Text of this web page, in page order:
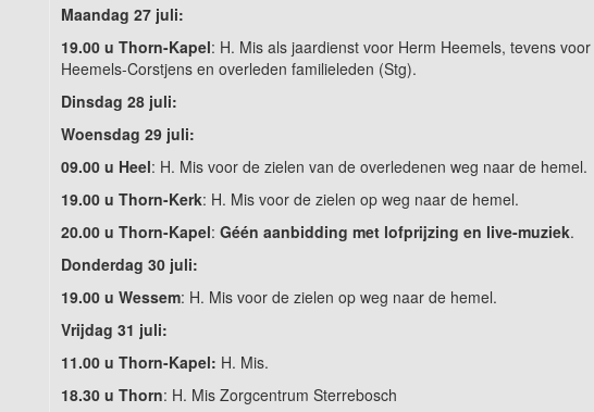
Maandag 27 juli:
19.00 u Thorn-Kapel: H. Mis als jaardienst voor Herm Heemels, tevens
Heemels-Corstjens en overleden familieleden (Stg).
Dinsdag 28 juli:
Woensdag 29 juli:
09.00 u Heel: H. Mis voor de zielen van de overledenen weg naar de hemel.
19.00 u Thorn-Kerk: H. Mis voor de zielen op weg naar de hemel.
20.00 u Thorn-Kapel: Géén aanbidding met lofprijzing en live-muziek.
Donderdag 30 juli:
19.00 u Wessem: H. Mis voor de zielen op weg naar de hemel.
Vrijdag 31 juli:
11.00 u Thorn-Kapel: H. Mis.
18.30 u Thorn: H. Mis Zorgcentrum Sterrebosch